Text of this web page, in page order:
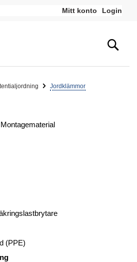
Mitt konto Login
Jordklämmor
(PPE)